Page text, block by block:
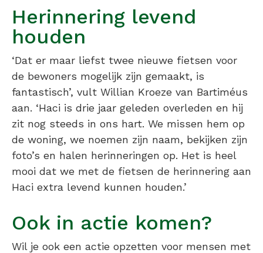
Herinnering levend
houden
‘Dat er maar liefst twee nieuwe fietsen voor
de bewoners mogelijk zijn gemaakt, is
fantastisch’, vult Willian Kroeze van Bartiméus
aan. ‘Haci is drie jaar geleden overleden en hij
zit nog steeds in ons hart. We missen hem op
de woning, we noemen zijn naam, bekijken zijn
foto’s en halen herinneringen op. Het is heel
mooi dat we met de fietsen de herinnering aan
Haci extra levend kunnen houden.’
Ook in actie komen?
Wil je ook een actie opzetten voor mensen met